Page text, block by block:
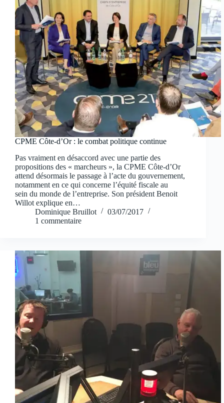
CPME Côte-d’Or : le combat politique continue
Pas vraiment en désaccord avec une partie des
propositions des « marcheurs », la CPME Côte-d’Or
attend désormais le passage à l’acte du gouvernement,
notamment en ce qui concerne l’équité fiscale au
sein du monde de l’entreprise. Son président Benoit
Willot explique en…
Dominique Bruillot
03/07/2017
1 commentaire